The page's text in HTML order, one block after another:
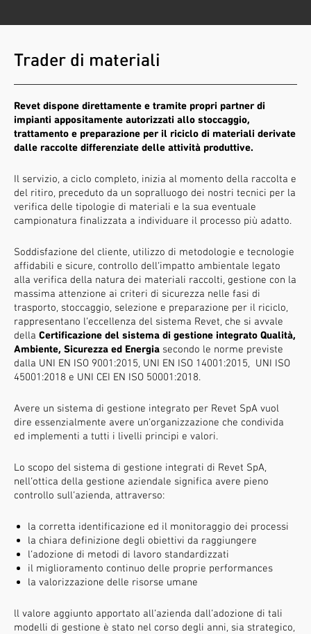
Trader di materiali
Revet dispone direttamente e tramite propri partner di
impianti appositamente autorizzati allo stoccaggio,
trattamento e preparazione per il riciclo di materiali derivate
dalle raccolte differenziate delle attività produttive.
Il servizio, a ciclo completo, inizia al momento della raccolta e
del ritiro, preceduto da un sopralluogo dei nostri tecnici per la
verifica delle tipologie di materiali e la sua eventuale
campionatura finalizzata a individuare il processo più adatto.
Soddisfazione del cliente, utilizzo di metodologie e tecnologie
affidabili e sicure, controllo dell’impatto ambientale legato
alla verifica della natura dei materiali raccolti, gestione con la
massima attenzione ai criteri di sicurezza nelle fasi di
trasporto, stoccaggio, selezione e preparazione per il riciclo,
rappresentano l’eccellenza del sistema Revet, che si avvale
della Certificazione del sistema di gestione integrato Qualità,
Ambiente, Sicurezza ed Energia secondo le norme previste
dalla UNI EN ISO 9001:2015, UNI EN ISO 14001:2015, UNI ISO
45001:2018 e UNI CEI EN ISO 50001:2018.
Avere un sistema di gestione integrato per Revet SpA vuol
dire essenzialmente avere un’organizzazione che condivida
ed implementi a tutti i livelli principi e valori.
Lo scopo del sistema di gestione integrati di Revet SpA,
nell’ottica della gestione aziendale significa avere pieno
controllo sull’azienda, attraverso:
la corretta identificazione ed il monitoraggio dei processi
la chiara definizione degli obiettivi da raggiungere
l’adozione di metodi di lavoro standardizzati
il miglioramento continuo delle proprie performances
la valorizzazione delle risorse umane
ll valore aggiunto apportato all’azienda dall’adozione di tali
modelli di gestione è stato nel corso degli anni, sia strategico,